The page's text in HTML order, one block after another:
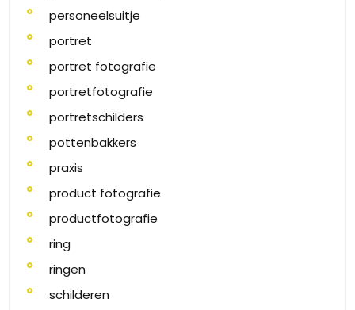
personeelsuitje
portret
portret fotografie
portretfotografie
portretschilders
pottenbakkers
praxis
product fotografie
productfotografie
ring
ringen
schilderen